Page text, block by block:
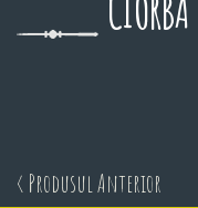
< Produsul Anterior